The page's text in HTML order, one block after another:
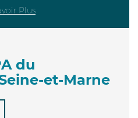
Plus
du
et-Marne